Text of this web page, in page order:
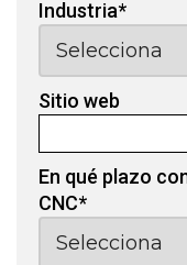
Industria*
Sitio web
En qué plazo
CNC*